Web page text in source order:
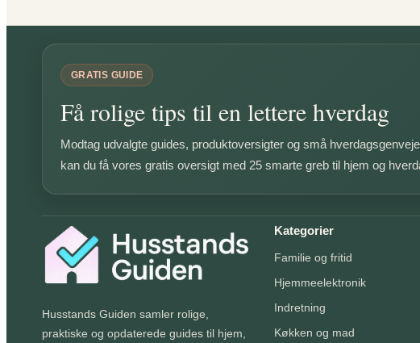
GRATIS GUIDE
Få rolige tips til en lettere hverdag
Modtag udvalgte guides, produktoversigter og små
kan du få vores gratis oversigt med 25 smarte greb til hjem og
Husstands Guiden samler rolige,
praktiske og opdaterede guides til hjem,
Kategorier
Familie og fritid
Hjemmeelektronik
Indretning
Køkken og mad